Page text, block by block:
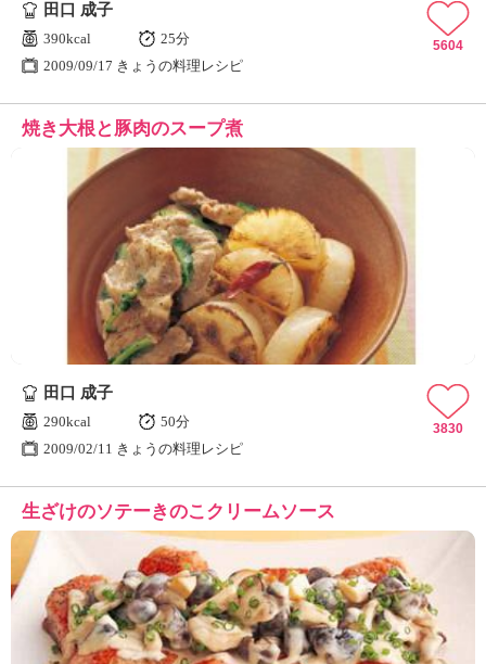
田口 成子
390kcal
25分
2009/09/17 きょうの料理レシピ
5604
焼き大根と豚肉のスープ煮
田口 成子
290kcal
50分
2009/02/11 きょうの料理レシピ
3830
生ざけのソテーきのこクリームソース